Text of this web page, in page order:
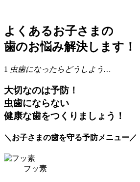
よくあるお子さまの
歯のお悩み解決します！
1 虫歯になったらどうしよう…
大切なのは予防！
虫歯にならない
健康な歯をつくりましょう！
＼お子さまの歯を守る予防メニュー／
フッ素